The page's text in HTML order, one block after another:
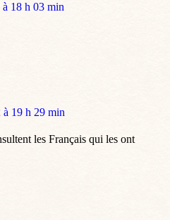
à 18 h 03 min
à 19 h 29 min
les Français qui les ont